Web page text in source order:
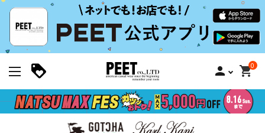
person 0
shopping_cart